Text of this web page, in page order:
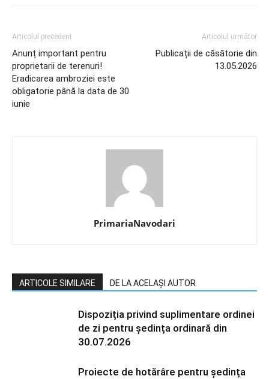
Articolul precedent
Anunț important pentru
proprietarii de terenuri!
Eradicarea ambroziei este
obligatorie până la data de 30
iunie
Articolul următor
Publicații de căsătorie din
13.05.2026
PrimariaNavodari
ARTICOLE SIMILARE DE LA ACELAȘI AUTOR
Dispoziția privind suplimentare ordinei
de zi pentru ședința ordinară din
30.07.2026
Proiecte de hotărâre pentru ședința